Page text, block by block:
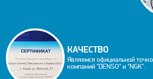
КАЧЕСТВО
Являемся официальной
компаний "DENSO" и "NGK".